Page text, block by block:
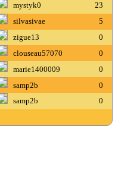
mystyk0
23
silvasivae
5
zigue13
0
clouseau57070
0
marie1400009
0
samp2b
0
samp2b
0